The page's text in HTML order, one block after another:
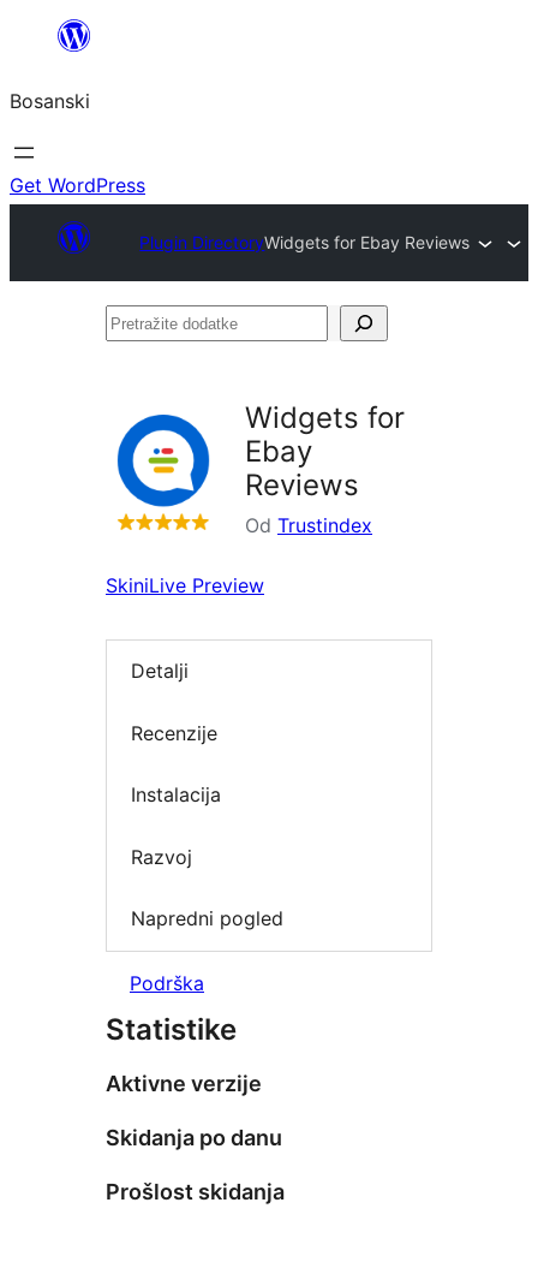
sadržaj
Bosanski
Get WordPress
Plugin DirectoryWidgets for Ebay Reviews
Pretražite
Widgets for
Ebay
Reviews
Od Trustindex
SkiniLive Preview
Detalji
Recenzije
Instalacija
Razvoj
Napredni pogled
Podrška
Statistike
Aktivne verzije
Skidanja po danu
Prošlost skidanja